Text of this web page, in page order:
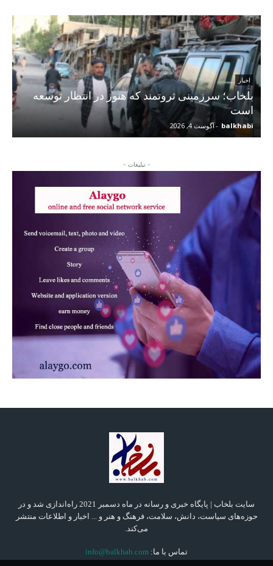
اخبار
بلخاب؛ سرزمینی ثروتمند که هنوز در انتظار توسعه
است
balkhabi
-آگوست 4, 2026
- تبلیغات -
سایت بلخاب | پایگاه خبری و رسانه در ماه دسمبر 2021 راه‌اندازی شد و در
حوزه‌های سیاست، دانش، سلامت، فرهنگ و هنر و ... اخبار و اطلاعات منتشر
می‌کند.
تماس با ما: info@balkhab.com